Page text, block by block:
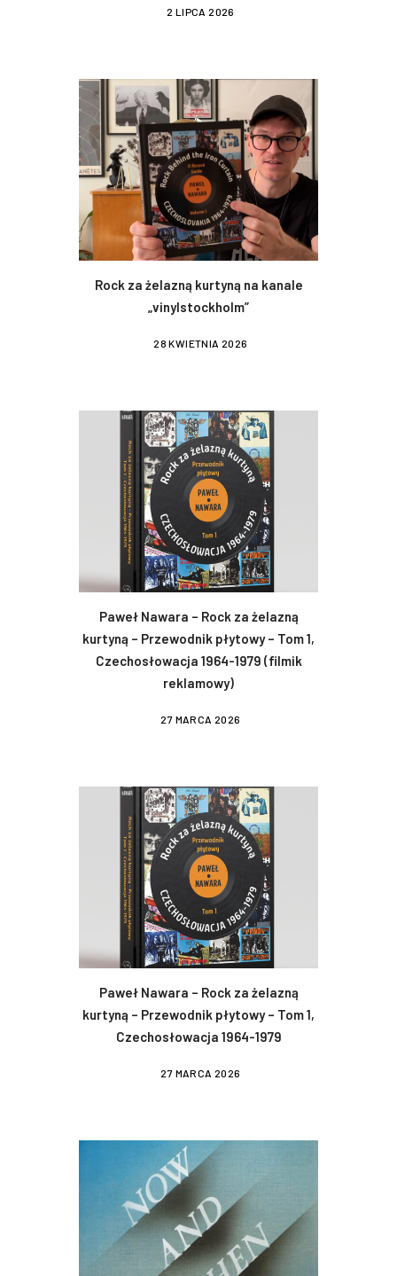
2 LIPCA 2026
Rock za żelazną kurtyną na kanale
„vinylstockholm”
28 KWIETNIA 2026
Paweł Nawara – Rock za żelazną
kurtyną – Przewodnik płytowy – Tom 1,
Czechosłowacja 1964-1979 (filmik
reklamowy)
27 MARCA 2026
Paweł Nawara – Rock za żelazną
kurtyną – Przewodnik płytowy – Tom 1,
Czechosłowacja 1964-1979
27 MARCA 2026